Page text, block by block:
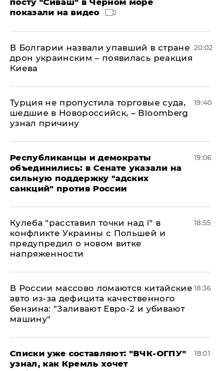
посту "Сиваш" в Черном море
показали на видео
В Болгарии назвали упавший в стране
дрон украинским – появилась реакция
Киева
20:02
Турция не пропустила торговые суда,
шедшие в Новороссийск, – Bloomberg
узнал причину
19:40
Республиканцы и демократы
объединились: в Сенате указали на
сильную поддержку "адских
санкций" против России
19:06
Кулеба "расставил точки над і" в
конфликте Украины с Польшей и
предупредил о новом витке
напряженности
18:55
В России массово ломаются китайские
авто из-за дефицита качественного
бензина: "Заливают Евро-2 и убивают
машину"
18:36
Списки уже составляют: "ВЧК-ОГПУ"
узнал, как Кремль хочет
18:01